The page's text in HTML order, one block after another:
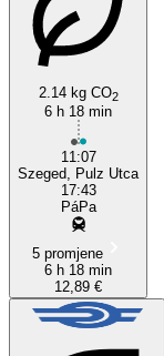
2.14 kg CO2
6 h 18 min
11:07
Szeged, Pulz Utca
17:43
PáPa
5 promjene
6 h 18 min
12,89 €